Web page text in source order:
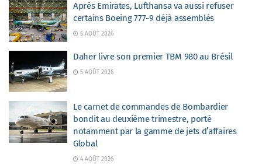
Après Emirates, Lufthansa va aussi refuser
certains Boeing 777-9 déjà assemblés
6 AOÛT 2026
Daher livre son premier TBM 980 au Brésil
5 AOÛT 2026
Le carnet de commandes de Bombardier
bondit au deuxième trimestre, porté
notamment par la gamme de jets d’affaires
Global
4 AOÛT 2026